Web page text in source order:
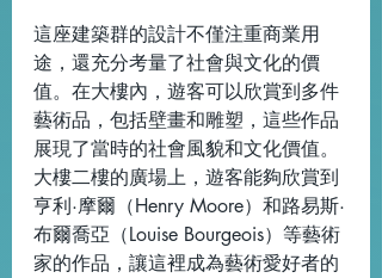
這座建築群的設計不僅注重商業用
途，還充分考量了社會與文化的價
值。在大樓內，遊客可以欣賞到多件
藝術品，包括壁畫和雕塑，這些作品
展現了當時的社會風貌和文化價值。
大樓二樓的廣場上，遊客能夠欣賞到
亨利·摩爾（Henry Moore）和路易斯·
布爾喬亞（Louise Bourgeois）等藝術
家的作品，讓這裡成為藝術愛好者的